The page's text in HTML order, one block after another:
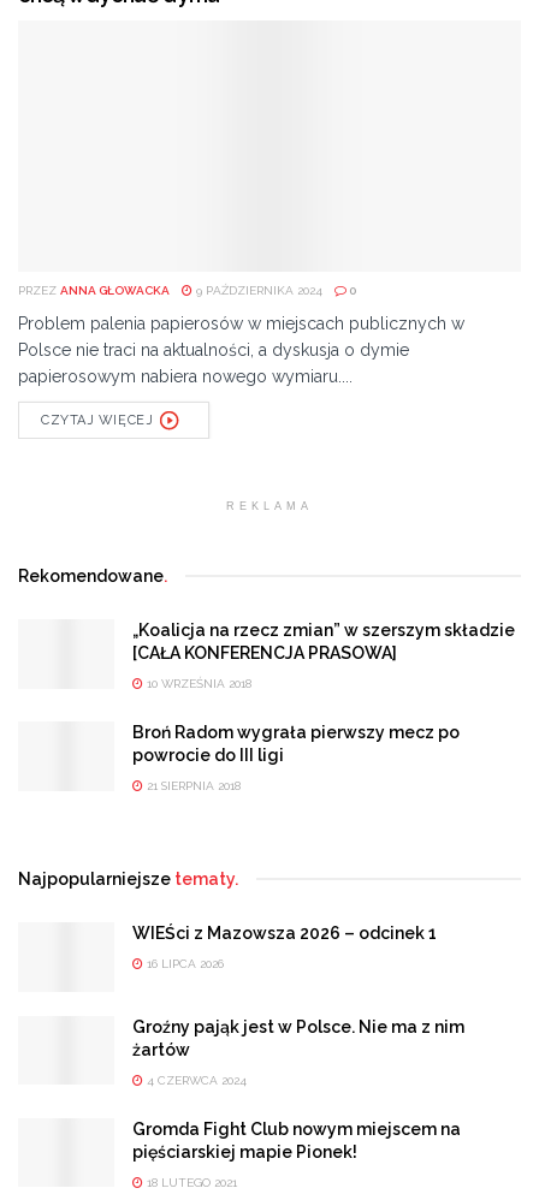
PRZEZ ANNA GŁOWACKA 9 PAŹDZIERNIKA 2024 0
Problem palenia papierosów w miejscach publicznych w
Polsce nie traci na aktualności, a dyskusja o dymie
papierosowym nabiera nowego wymiaru....
CZYTAJ WIĘCEJ
REKLAMA
Rekomendowane.
„Koalicja na rzecz zmian” w szerszym składzie
[CAŁA KONFERENCJA PRASOWA]
10 WRZEŚNIA 2018
Broń Radom wygrała pierwszy mecz po
powrocie do III ligi
21 SIERPNIA 2018
Najpopularniejsze tematy.
WIEŚci z Mazowsza 2026 – odcinek 1
16 LIPCA 2026
Groźny pająk jest w Polsce. Nie ma z nim
żartów
4 CZERWCA 2024
Gromda Fight Club nowym miejscem na
pięściarskiej mapie Pionek!
18 LUTEGO 2021